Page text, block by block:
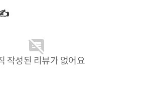
✍️
작성된 리뷰가 없어요